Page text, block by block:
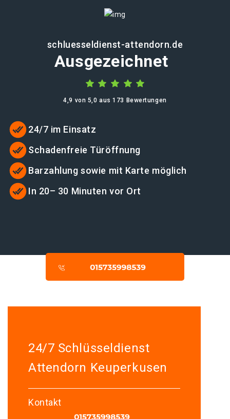
schluesseldienst-attendorn.de
Ausgezeichnet
4,9 von 5,0 aus 173 Bewertungen
24/7 im Einsatz
Schadenfreie Türöffnung
Barzahlung sowie mit Karte möglich
In 20– 30 Minuten vor Ort
24/7 Schlüsseldienst
Attendorn Keuperkusen
Kontakt